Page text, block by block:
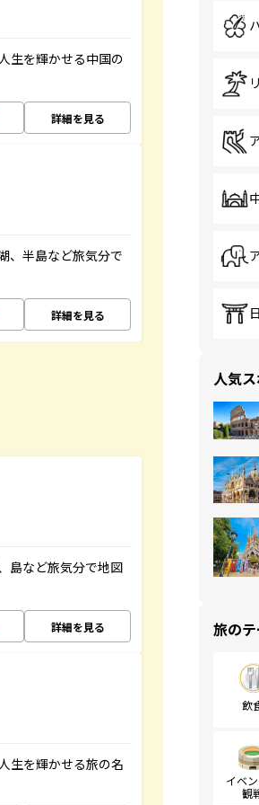
生を輝かせる中国の
詳細を見る
、半島など旅気分で
詳細を見る
島など旅気分で地図
詳細を見る
生を輝かせる旅の名
人気
旅の
飲
イベン
観